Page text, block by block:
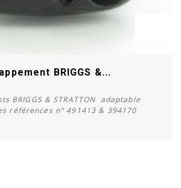
BRIGGS &...
BRIGGS & STRATTON adaptable
références n° 491413 & 394170